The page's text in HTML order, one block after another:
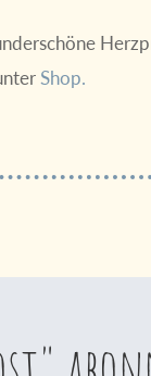
Shop.